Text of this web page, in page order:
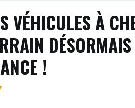
VÉHICULES À
!